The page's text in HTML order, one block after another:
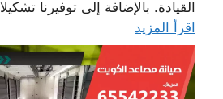
القيادة. بالإضافة إلى توفيرنا
اقرأ المزيد